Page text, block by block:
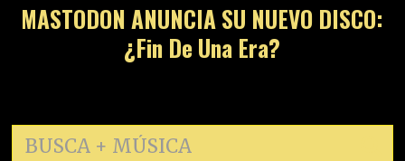
MASTODON ANUNCIA SU NUEVO DISCO:
¿Fin De Una Era?